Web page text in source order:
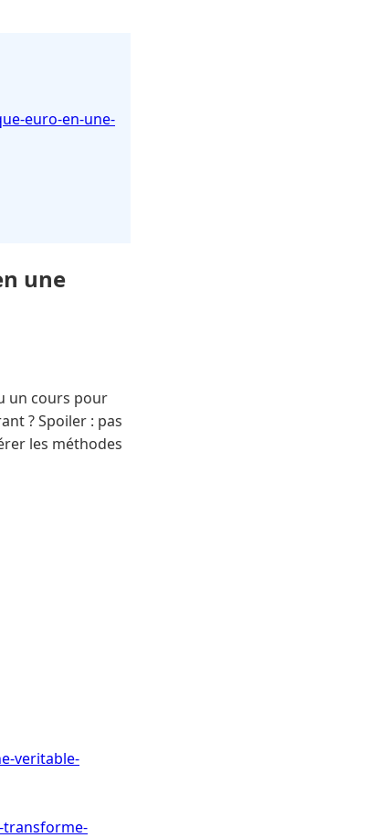
euro-en-une-
une
un cours pour
? Spoiler : pas
les méthodes
veritable-